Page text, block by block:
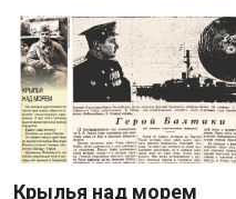
Крылья над морем